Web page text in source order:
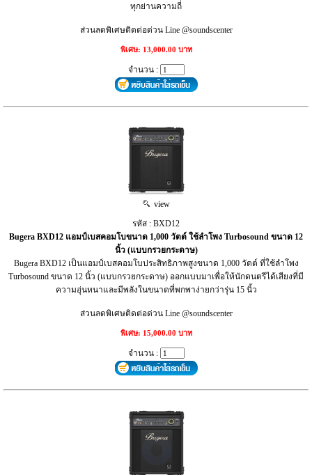
ทุกย่านความถี่
ส่วนลดพิเศษติดต่อด่วน Line @soundscenter
พิเศษ: 13,000.00 บาท
จำนวน :
view
รหัส : BXD12
Bugera BXD12 แอมป์เบสคอมโบขนาด 1,000 วัตต์ ใช้ลำโพง Turbosound ขนาด 12
นิ้ว (แบบกรวยกระดาษ)
Bugera BXD12 เป็นแอมป์เบสคอมโบประสิทธิภาพสูงขนาด 1,000 วัตต์ ที่ใช้ลำโพง
Turbosound ขนาด 12 นิ้ว (แบบกรวยกระดาษ) ออกแบบมาเพื่อให้นักดนตรีได้เสียงที่มี
ความอุ่นหนาและมีพลังในขนาดที่พกพาง่ายกว่ารุ่น 15 นิ้ว
ส่วนลดพิเศษติดต่อด่วน Line @soundscenter
พิเศษ: 15,000.00 บาท
จำนวน :